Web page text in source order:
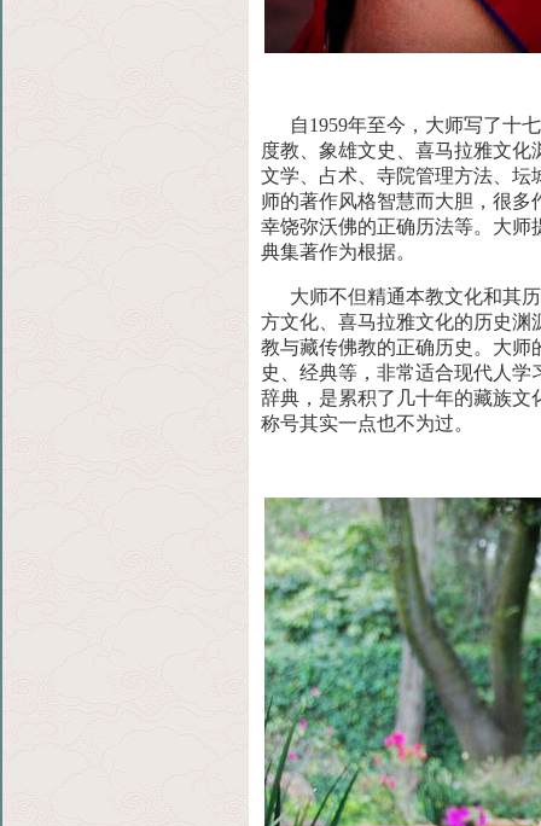
自1959年至今，大师写了十七
度教、象雄文史、 喜马拉雅文化
文学、占术、寺院管理方法、坛
师的著作风格智慧而大胆，很
幸饶弥沃佛的正确历法等。大师
典集著作为根据。
大师不但精通本教文化和其历
方文化、喜马拉雅文化的历史渊
教与藏传佛教的正确历史。大师
史、经典等，非常适合现代人
辞典，是累积了几十年的藏族文
称号其实一点也不为过。